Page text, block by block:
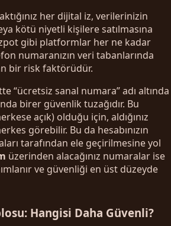
her dijital iz, verilerinizin
kötü niyetli kişilere satılmasına
gibi platformlar her ne kadar
numaranızın veri tabanlarında
bir risk faktörüdür.
“ücretsiz sanal numara” adı altında
birer güvenlik tuzağıdır. Bu
açık) olduğu için, aldığınız
görebilir. Bu da hesabınızın
tarafından ele geçirilmesine yol
üzerinden alacağınız numaralar ise
ve güvenliği en üst düzeyde
Hangisi Daha Güvenli?